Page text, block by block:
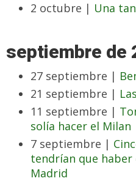
2 octubre | Una
septiembre de
27 septiembre |
21 septiembre |
11 septiembre |
solía hacer el Milan
7 septiembre |
tendrían que
Madrid